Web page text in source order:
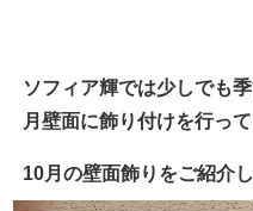
ソフィア輝では少しでも
月壁面に飾り付けを行っ
10月の壁面飾りをご紹介